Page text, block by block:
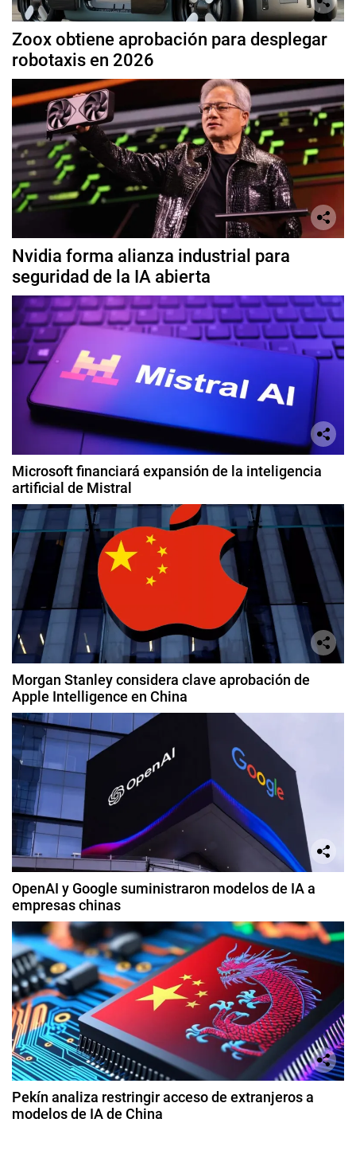
Zoox obtiene aprobación para desplegar
robotaxis en 2026
Nvidia forma alianza industrial para
seguridad de la IA abierta
Microsoft financiará expansión de la inteligencia
artificial de Mistral
Morgan Stanley considera clave aprobación de
Apple Intelligence en China
OpenAI y Google suministraron modelos de IA a
empresas chinas
Pekín analiza restringir acceso de extranjeros a
modelos de IA de China